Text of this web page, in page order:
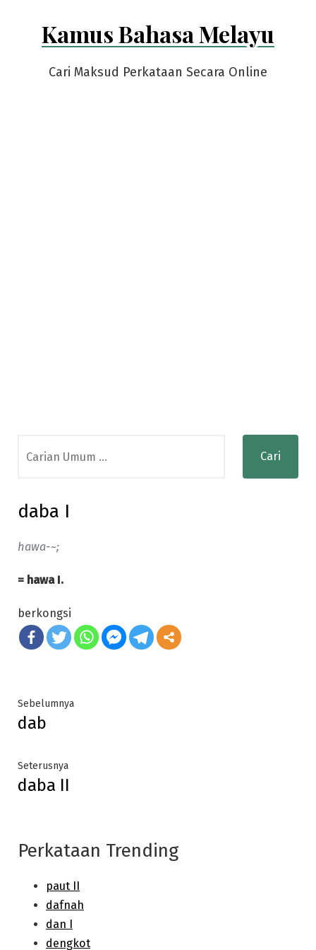
Kamus Bahasa Melayu
Cari Maksud Perkataan Secara Online
for:
daba I
hawa-~;
= hawa I.
berkongsi
Post
navigation
SebelumnyaPrevious
dab
SeterusnyaNext
post:
daba II
Perkataan Trending